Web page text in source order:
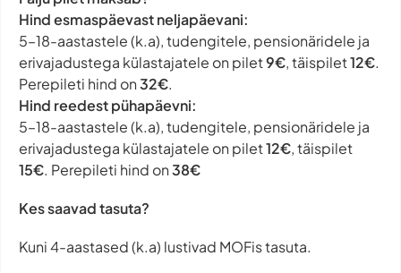
Hind esmaspäevast neljapäevani:
5–18-aastastele (k.a), tudengitele, pensionäridele ja
erivajadustega külastajatele on pilet9€, täispilet12€.
Perepileti hind on32€.
Hind reedest pühapäevni:
5–18-aastastele (k.a), tudengitele, pensionäridele ja
erivajadustega külastajatele on pilet12€, täispilet
15€. Perepileti hind on38€
Kes saavad tasuta?
Kuni 4-aastased (k.a) lustivad MOFis tasuta.